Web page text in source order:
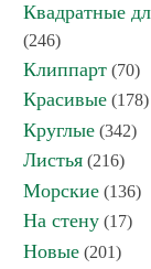
Квадратные
(246)
Клиппарт (70)
Красивые (178)
Круглые (342)
Листья (216)
Морские (136)
На стену (17)
Новые (201)